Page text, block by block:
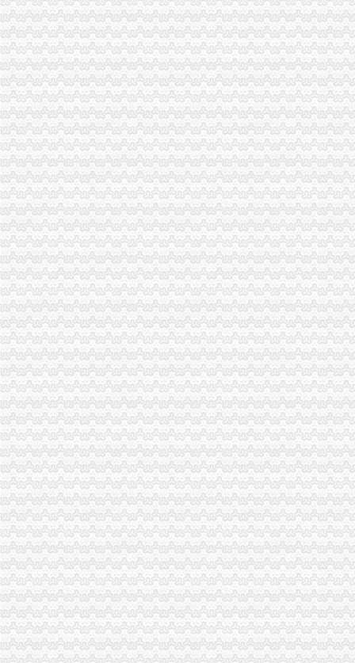
日报：南京海关无纸化通关时效获提高
京津冀将实现海关通关一体化作业“无纸化”-搜狐新闻
集安海关启动通关作业无纸化改革
7月1日起梧州海关正式启动通关作业无纸化改革试点工作-广西中小企
盘点：海关通关作业无纸化办公知多少？_雄通股份（）
粤4海关试点无纸化通关申报将进入“读秒时代”-国内-广州市科技和
蛇口海关创新服务造“光口岸”_深圳新闻_深圳新闻网
通关无纸化企业得实惠_襄日报网
广东4海关试点无纸化通关快1分钟申报通行_武汉电视台-鹤TV
无纸化通关协议如何签？-海关百问
1—9月凭祥海关通关作业无纸化申报率稳居关区位-地方商务之窗
深圳市递四方速递有限公司：【按照海关总署部署,
北京海关：整车通关快将仅需半天通关作业无纸化全覆盖_中国城市
新疆全面实现无纸化通关全覆盖
长沙市门户网站--信息公开--市信息公开目录--工作动态--政务
【开发区海关】港湾海关开展无纸化通关政策宣讲活动_各市简讯_民心
通关无纸化签约系统操作说明-深圳星高国际货运代理有限公司
“无纸化通关”为芜湖对外经济“健身提速”_芜湖日报社数字报刊